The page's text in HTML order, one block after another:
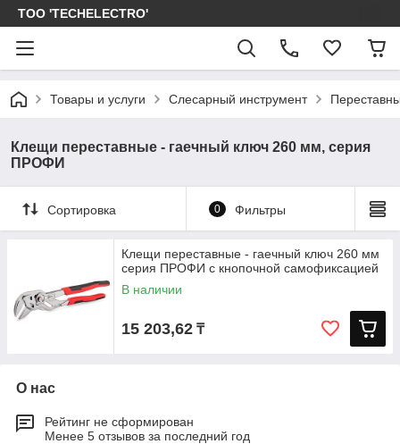
ТОО 'TECHELECTRO'
Товары и услуги Слесарный инструмент
Клещи переставные - гаечный ключ 260 мм, серия
ПРОФИ
Сортировка 0 Фильтры
Клещи переставные - гаечный ключ 260 мм
серия ПРОФИ с кнопочной самофиксацией
В наличии
15 203,62 ₸
О нас
Рейтинг не сформирован
Менее 5 отзывов за последний год